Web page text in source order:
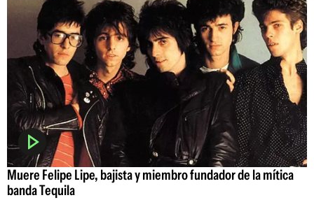
Muere Felipe Lipe, bajista y miembro fundador de la mítica
banda Tequila